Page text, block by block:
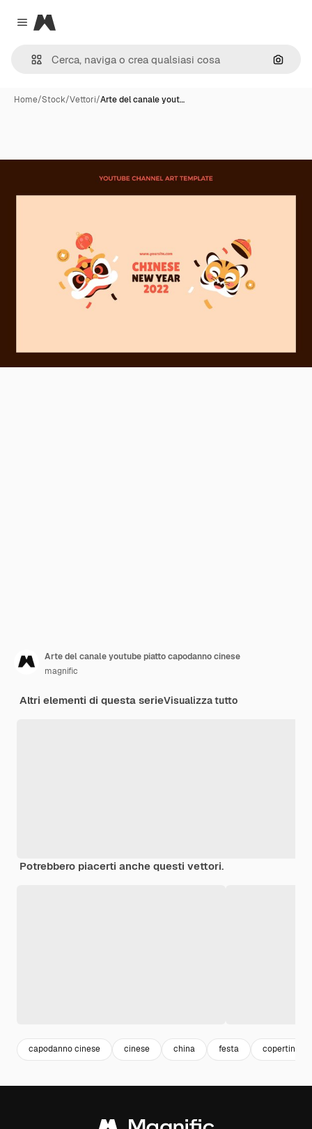
Close menu
Magnific
Cerca
Home/Stock/Vettori/Arte del canale yout…
Arte del canale youtube piatto capodanno cinese
magnific
Altri elementi di questa serieVisualizza tutto
Potrebbero piacerti anche questi vettori.
capodanno cinese cinese china festa copertina di